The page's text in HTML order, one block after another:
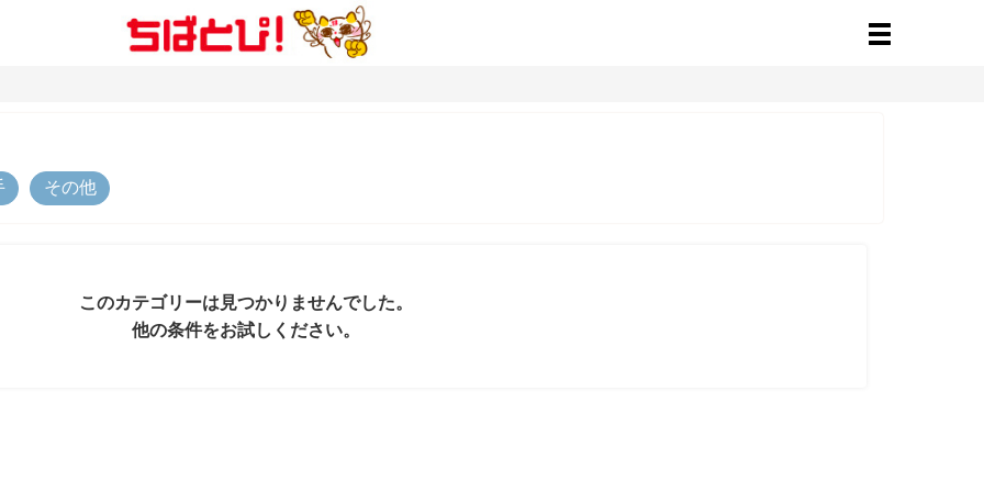
その他
このカテゴリーは見つかりませんでした。
他の条件をお試しください。